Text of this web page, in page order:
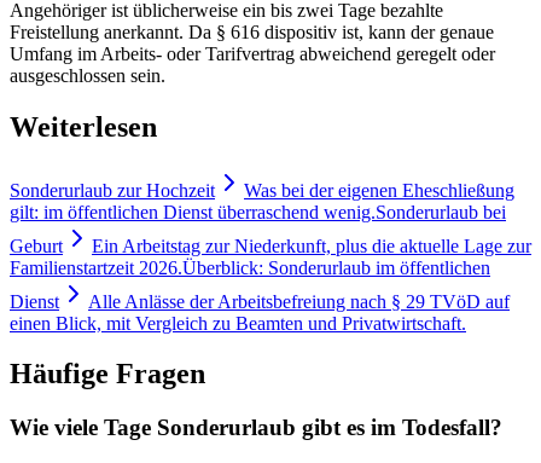
Angehöriger ist üblicherweise ein bis zwei Tage bezahlte
Freistellung anerkannt. Da § 616 dispositiv ist, kann der genaue
Umfang im Arbeits- oder Tarifvertrag abweichend geregelt oder
ausgeschlossen sein.
Weiterlesen
Sonderurlaub zur Hochzeit
Was bei der eigenen Eheschließung
gilt: im öffentlichen Dienst überraschend wenig.Sonderurlaub bei
Geburt
Ein Arbeitstag zur Niederkunft, plus die aktuelle Lage zur
Familienstartzeit 2026.Überblick: Sonderurlaub im öffentlichen
Dienst
Alle Anlässe der Arbeitsbefreiung nach § 29 TVöD auf
einen Blick, mit Vergleich zu Beamten und Privatwirtschaft.
Häufige Fragen
Wie viele Tage Sonderurlaub gibt es im Todesfall?